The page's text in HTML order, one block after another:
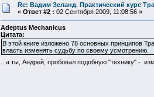
Re: Вадим Зеланд. Практический курс
« Ответ #2 : 02 Сентября 2009, 11:08:56 »
Adeptus Mechanicus
Цитата:
В этой книге изложено 78 основных принципов
власть изменять судьбу по своему усмотрению.
...а ты, Андрей, пробовал подобную "технику" -